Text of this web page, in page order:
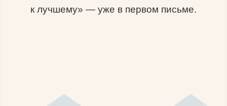
к лучшему» — уже в первом письме.